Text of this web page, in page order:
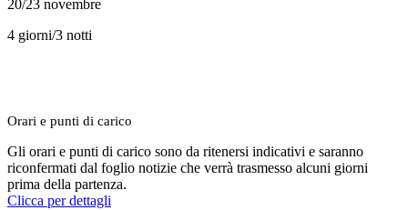
20/23 novembre
4 giorni/3 notti
Orari e punti di carico
Gli orari e punti di carico sono da ritenersi indicativi e saranno
riconfermati dal foglio notizie che verrà trasmesso alcuni giorni
prima della partenza.
Clicca per dettagli